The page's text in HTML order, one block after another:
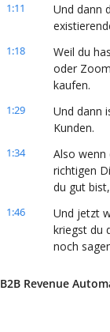
1:11
Und dann
1:18
Weil du
oder
kaufen.
1:29
Und dann
Kunden.
1:34
Also wenn
richtigen
du gut
1:46
Und jetzt
kriegst du
noch
B2B Revenue